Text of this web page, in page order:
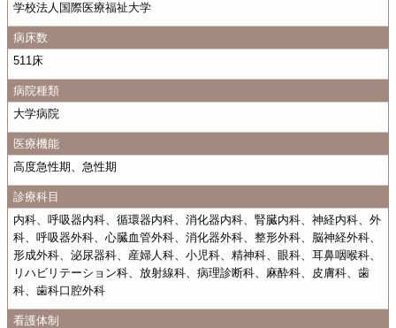
学校法人国際医療福祉大学
病床数
511床
病院種類
大学病院
医療機能
高度急性期、急性期
診療科目
内科、呼吸器内科、循環器内科、消化器内科、腎臓内科、神経内科、外
科、呼吸器外科、心臓血管外科、消化器外科、整形外科、脳神経外科、
形成外科、泌尿器科、産婦人科、小児科、精神科、眼科、耳鼻咽喉科、
リハビリテーション科、放射線科、病理診断科、麻酔科、皮膚科、歯
科、歯科口腔外科
看護体制